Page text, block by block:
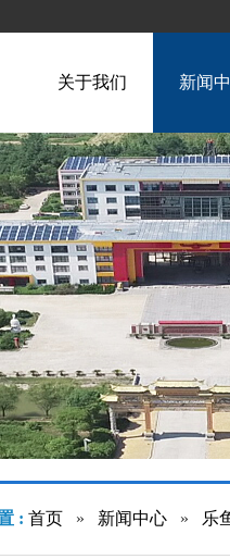
关于我们 新闻
: 首页» 新闻中心» 乐